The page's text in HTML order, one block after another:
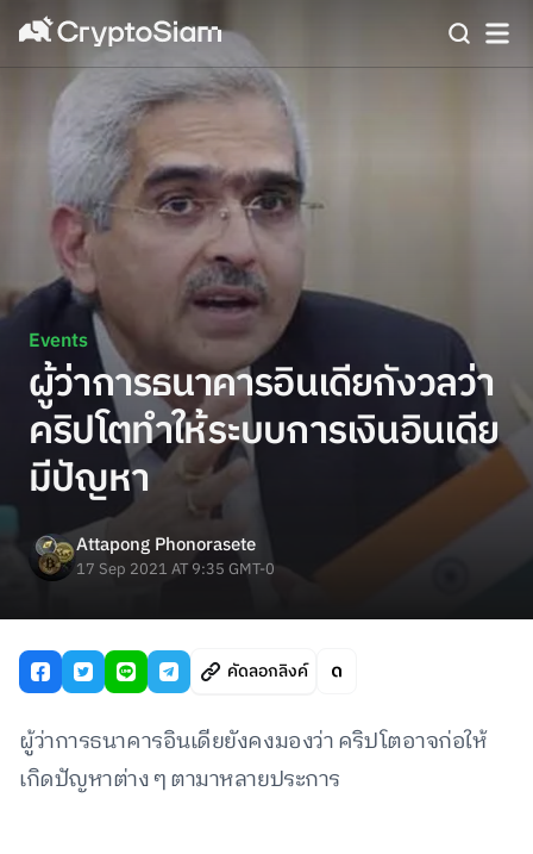
Events
ผู้ว่าการธนาคารอินเดียกังวลว่า
คริปโตทำให้ระบบการเงินอินเดีย
มีปัญหา
Attapong Phonorasete
17 Sep 2021 AT 9:35 GMT-0
คัดลอกลิงค์
ผู้ว่าการธนาคารอินเดียยังคงมองว่า คริปโตอาจก่อให้
เกิดปัญหาต่าง ๆ ตามาหลายประการ